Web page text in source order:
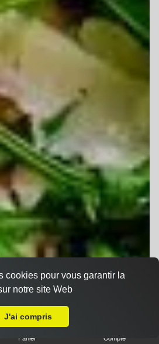
Panier Compte
cookies pour vous garantir la
notre site Web
J'ai compris